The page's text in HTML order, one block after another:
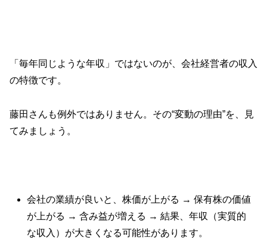
「毎年同じような年収」ではないのが、会社経営者の収入
の特徴です。
藤田さんも例外ではありません。その“変動の理由”を、見
てみましょう。
会社の業績が良いと、株価が上がる → 保有株の価値
が上がる → 含み益が増える → 結果、年収（実質的
な収入）が大きくなる可能性があります。